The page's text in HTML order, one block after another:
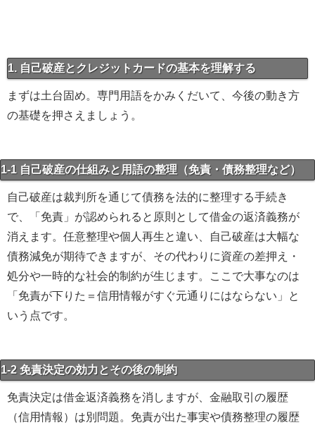
1. 自己破産とクレジットカードの基本を理解する
まずは土台固め。専門用語をかみくだいて、今後の動き方
の基礎を押さえましょう。
1-1 自己破産の仕組みと用語の整理（免責・債務整理など）
自己破産は裁判所を通じて債務を法的に整理する手続き
で、「免責」が認められると原則として借金の返済義務が
消えます。任意整理や個人再生と違い、自己破産は大幅な
債務減免が期待できますが、その代わりに資産の差押え・
処分や一時的な社会的制約が生じます。ここで大事なのは
「免責が下りた＝信用情報がすぐ元通りにはならない」と
いう点です。
1-2 免責決定の効力とその後の制約
免責決定は借金返済義務を消しますが、金融取引の履歴
（信用情報）は別問題。免責が出た事実や債務整理の履歴